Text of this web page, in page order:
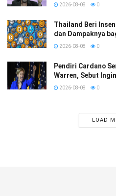
2026-08-08 0
Thailand Beri
dan Dampaknya
2026-08-08 0
Pendiri Cardano
Warren, Sebut
2026-08-08 0
LOAD